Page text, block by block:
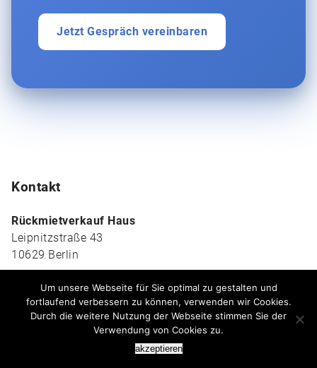
Beratung unter: 030-509 306 7137
Jetzt Gespräch vereinbaren
Kontakt
Rückmietverkauf Haus
Leipnitzstraße 43
10629 Berlin
030-509 306 7137
info@rueckmietverkauf-haus.de
Um unsere Webseite für Sie optimal zu gestalten und
fortlaufend verbessern zu können, verwenden wir Cookies.
Durch die weitere Nutzung der Webseite stimmen Sie der
Verwendung von Cookies zu.
akzeptieren